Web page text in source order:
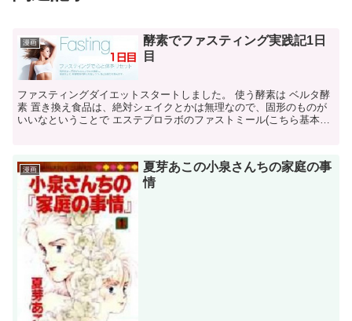
漫画
酵素でファスティング実践記1日
目
ファスティングダイエットスタートしました。 使う酵素は ベルタ酵
素 置き換え食品は、絶対シェイクとかは無理なので、固形のものが
いいなということで エステプロラボのファストミール(こちら基本ネ
漫画
夏芽あこの小泉さんちの家庭の事
情